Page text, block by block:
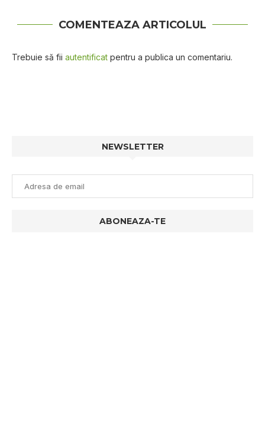
COMENTEAZA ARTICOLUL
Trebuie să fii autentificat pentru a publica un comentariu.
NEWSLETTER